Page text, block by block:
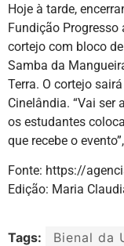
Hoje à tarde,
Fundição Progresso
cortejo com bloco
Samba da
Terra. O cortejo
Cinelândia. “Vai ser
os estudantes
que recebe o
Fonte: https://
Edição: Maria
Tags: Bienal da